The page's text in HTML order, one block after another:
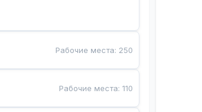
Рабочие места: 250
Рабочие места:110